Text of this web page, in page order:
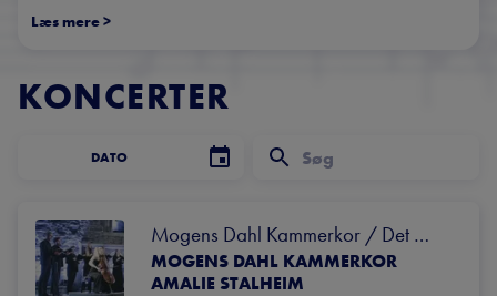
Læs mere>
KONCERTER
DATO
Mogens Dahl Kammerkor / Det
nordiske sinds univers
MOGENS DAHL KAMMERKOR
AMALIE STALHEIM